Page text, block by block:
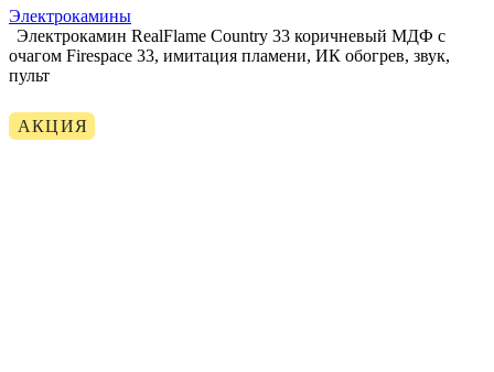
Электрокамины
Электрокамин RealFlame Country 33 коричневый МДФ с
очагом Firespace 33, имитация пламени, ИК обогрев, звук,
пульт
АКЦИЯ